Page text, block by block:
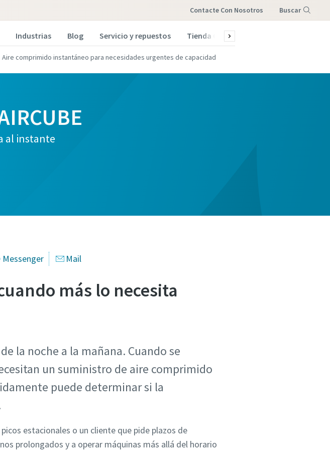
Contacte Con Nosotros Buscar
Industrias Blog Servicio y repuestos Tienda Online
Aire comprimido instantáneo para necesidades urgentes de capacidad
al instante
Messenger Mail
más lo necesita
la noche a la mañana. Cuando se
un suministro de aire comprimido
puede determinar si la
estacionales o un cliente que pide plazos de
prolongados y a operar máquinas más allá del horario